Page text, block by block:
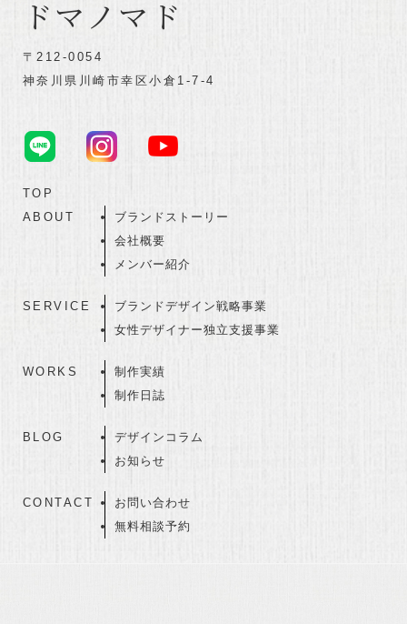
ドマノマド
〒212-0054
神奈川県川崎市幸区小倉1-7-4
TOP
ABOUT
ブランドストーリー
会社概要
メンバー紹介
SERVICE
ブランドデザイン戦略事業
女性デザイナー独立支援事業
WORKS
制作実績
制作日誌
BLOG
デザインコラム
お知らせ
CONTACT
お問い合わせ
無料相談予約